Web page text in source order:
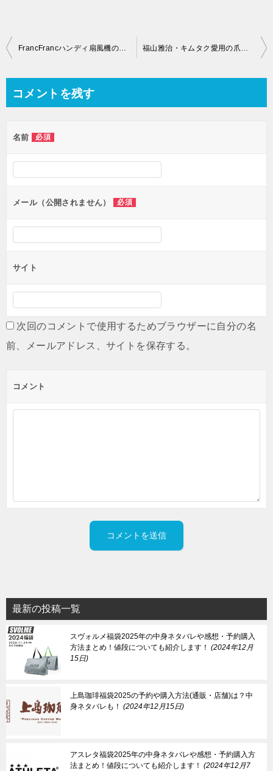
投
ビ
ー
シ
ョ
ン
コメントを残す
名前 必須
メール（公開されません） 必須
サイト
次回のコメントで使用するためブラウザーに自分の名
前、メールアドレス、サイトを保存する。
コメント
最新の投稿一覧
スヴォルメ福袋2025年の中身ネタバレや感想・予約購入
方法まとめ！値段についても紹介します！
2024年12月
15日
上島珈琲福袋2025の予約や購入方法(通販・店舗)は？中
身ネタバレも！
2024年12月15日
アスレタ福袋2025年の中身ネタバレや感想・予約購入方
法まとめ！値段についても紹介します！
2024年12月7